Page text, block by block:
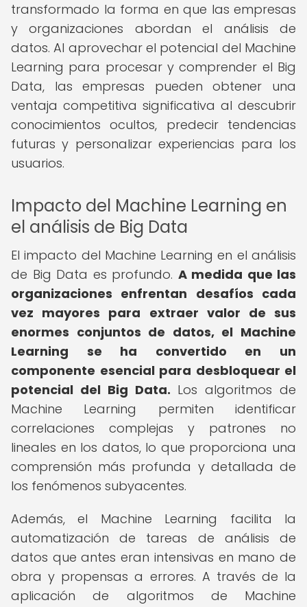
transformado la forma en que las empresas
y organizaciones abordan el análisis de
datos. Al aprovechar el potencial del Machine
Learning para procesar y comprender el Big
Data, las empresas pueden obtener una
ventaja competitiva significativa al descubrir
conocimientos ocultos, predecir tendencias
futuras y personalizar experiencias para los
usuarios.
Impacto del Machine Learning en
el análisis de Big Data
El impacto del Machine Learning en el análisis
de Big Data es profundo. A medida que las
organizaciones enfrentan desafíos cada
vez mayores para extraer valor de sus
enormes conjuntos de datos, el Machine
Learning se ha convertido en un
componente esencial para desbloquear el
potencial del Big Data. Los algoritmos de
Machine Learning permiten identificar
correlaciones complejas y patrones no
lineales en los datos, lo que proporciona una
comprensión más profunda y detallada de
los fenómenos subyacentes.
Además, el Machine Learning facilita la
automatización de tareas de análisis de
datos que antes eran intensivas en mano de
obra y propensas a errores. A través de la
aplicación de algoritmos de Machine